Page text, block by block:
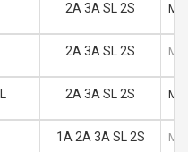
2A 3A SL 2S M
2A 3A SL 2S M
2A 3A SL 2S M
1A 2A 3A SL 2S M